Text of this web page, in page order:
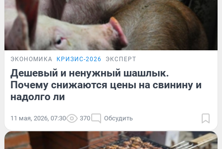
ЭКОНОМИКА КРИЗИС-2026 ЭКСПЕРТ
Дешевый и ненужный шашлык.
Почему снижаются цены на свинину и
надолго ли
11 мая, 2026, 07:30 370 Обсудить